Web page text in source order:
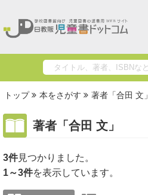
トップ 本をさがす 著者「合田 文」
著者「合田 文」
3件
1～3件を表示しています。